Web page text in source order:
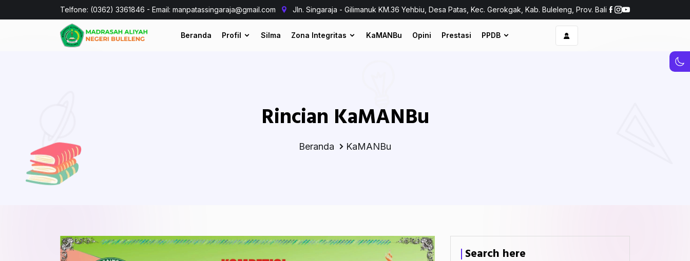
Telfone: (0362) 3361846 - Email: manpatassingaraja@gmail.com Jln. Singaraja - Gilimanuk KM.36 Yehbiu, Desa Patas, Kec. Gerokgak, Kab. Buleleng, Prov. Bali
Beranda Profil Silma Zona Integritas KaMANBu Opini Prestasi PPDB
Rincian KaMANBu
Beranda KaMANBu
Search here